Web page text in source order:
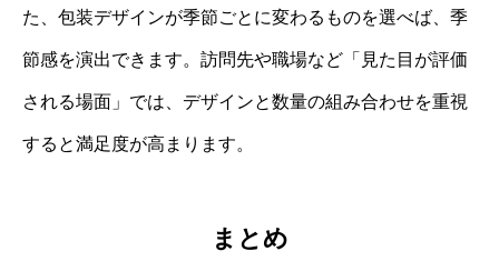
た、包装デザインが季節ごとに変わるものを選べば、季
節感を演出できます。訪問先や職場など「見た目が評価
される場面」では、デザインと数量の組み合わせを重視
すると満足度が高まります。
まとめ